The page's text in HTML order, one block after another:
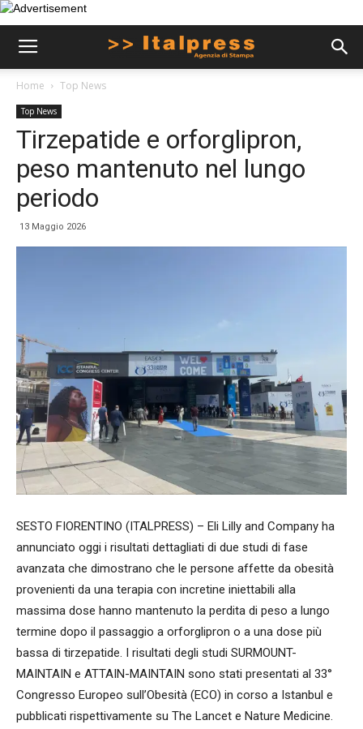
Home Top News
Top News
Tirzepatide e orforglipron,
peso mantenuto nel lungo
periodo
13 Maggio 2026
SESTO FIORENTINO (ITALPRESS) – Eli Lilly and Company ha
annunciato oggi i risultati dettagliati di due studi di fase
avanzata che dimostrano che le persone affette da obesità
provenienti da una terapia con incretine iniettabili alla
massima dose hanno mantenuto la perdita di peso a lungo
termine dopo il passaggio a orforglipron o a una dose più
bassa di tirzepatide. I risultati degli studi SURMOUNT-
MAINTAIN e ATTAIN-MAINTAIN sono stati presentati al 33°
Congresso Europeo sull’Obesità (ECO) in corso a Istanbul e
pubblicati rispettivamente su The Lancet e Nature Medicine.